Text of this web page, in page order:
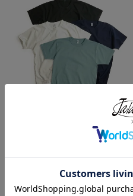
ロサンゼルスアパレル LOSANGE
LES APPAREL 1203GD 8.5オンス
半袖 バインディング ガーメント
¥4,990